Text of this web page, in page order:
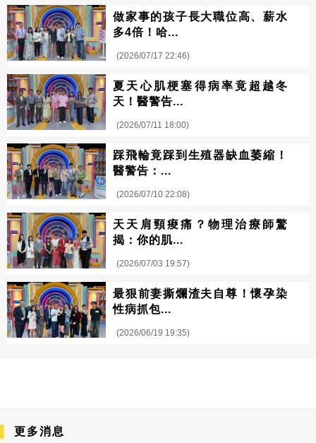
做家事的孩子長大職位高、薪水
多4倍！哈...
(2026/07/17 22:46)
夏天心肌梗塞得病率竟超越冬
天！醫警告...
(2026/07/11 18:00)
踩飛輪竟踩到生殖器缺血萎縮！
醫警告：...
(2026/07/10 22:08)
天天肩頸痠痛？物理治療師驚
揭：你的肌...
(2026/07/03 19:57)
最狠前妻撕爛渣夫自尊！懷孕染
性病抓包...
(2026/06/19 19:35)
更多消息